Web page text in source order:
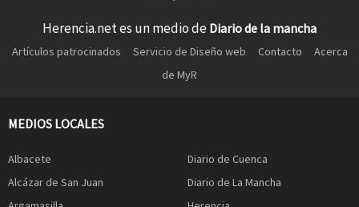
Herencia.net es un medio de Diario de la mancha
Artículos patrocinados Servicio de Diseño web Contacto
Acerca
de MyR
MEDIOS LOCALES
Albacete
Alcázar de San Juan
Diario de Cuenca
Diario de La Mancha